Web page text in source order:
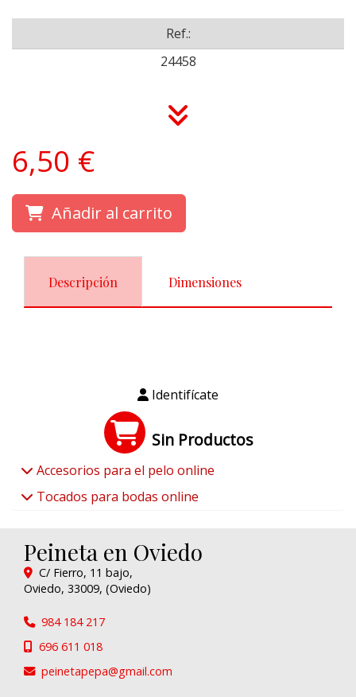
Ref.:
24458
6,50 €
Añadir al carrito
Descripción Dimensiones
Identifícate
Sin Productos
Accesorios para el pelo online
Tocados para bodas online
Peineta en Oviedo
C/ Fierro, 11 bajo,
Oviedo, 33009, (Oviedo)
984 184 217
696 611 018
peinetapepa
gmail.com